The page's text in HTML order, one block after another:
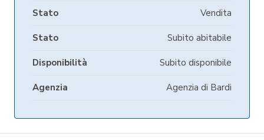
Stato Vendita
Stato Subito abitabile
Disponibilità Subito disponibile
Agenzia Agenzia di Bardi